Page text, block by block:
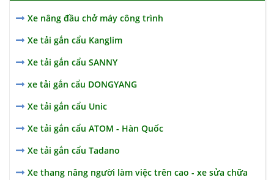
Xe nâng đầu chở máy công trình
Xe tải gắn cẩu Kanglim
Xe tải gắn cẩu SANNY
xe tải gắn cẩu DONGYANG
Xe tải gắn cẩu Unic
Xe tải gắn cẩu ATOM - Hàn Quốc
Xe tải gắn cẩu Tadano
Xe thang nâng người làm việc trên cao - xe sửa chữa